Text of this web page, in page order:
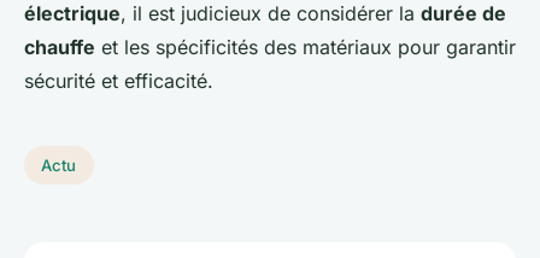
électrique, il est judicieux de considérer la durée de
chauffe et les spécificités des matériaux pour garantir
sécurité et efficacité.
Actu